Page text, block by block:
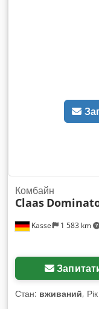
Kassel 1 583 km
Комбайн
Claas
Стан: вживаний,